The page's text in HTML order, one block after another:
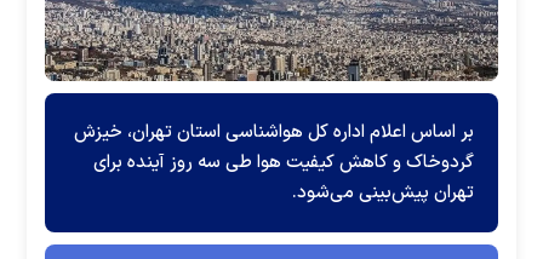
بر اساس اعلام اداره کل هواشناسی استان تهران، خیزش
گردوخاک و کاهش کیفیت هوا طی سه روز آینده برای
تهران پیش‌بینی می‌شود.